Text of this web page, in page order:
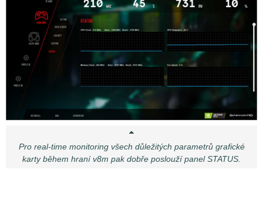
Pro real-time monitoring všech důležitých parametrů grafické
karty během hraní v8m pak dobře poslouží panel STATUS.